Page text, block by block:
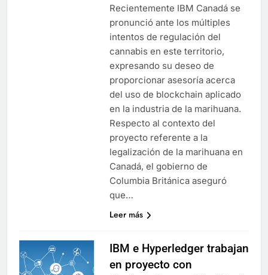
Recientemente IBM Canadá se
pronunció ante los múltiples
intentos de regulación del
cannabis en este territorio,
expresando su deseo de
proporcionar asesoría acerca
del uso de blockchain aplicado
en la industria de la marihuana.
Respecto al contexto del
proyecto referente a la
legalización de la marihuana en
Canadá, el gobierno de
Columbia Británica aseguró
que…
Leer más
IBM e Hyperledger trabajan
en proyecto con